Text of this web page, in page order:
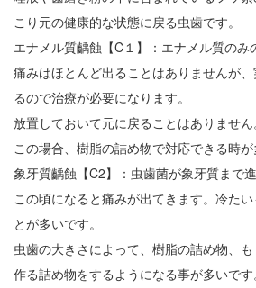
こり元の健康的な状態に戻る虫歯です。
エナメル質齲蝕【C１】：エナメル質のみ
痛みはほとんど出ることはありませんが
るので治療が必要になります。
放置しておいて元に戻ることはありません。
この場合、樹脂の詰め物で対応できる時が
象牙質齲蝕【C2】：虫歯菌が象牙質まで進
この頃になると痛みが出てきます。冷た
とが多いです。
虫歯の大きさによって、樹脂の詰め物、
作る詰め物をするようになる事が多いです。